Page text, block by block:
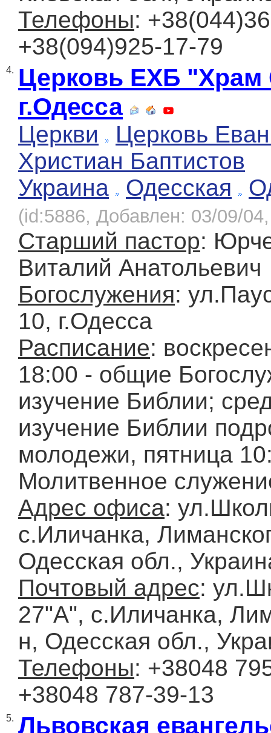
Телефоны:
+38(094)925-17-79
4. Церковь ЕХБ "Храм
г.Одесса
Церкви
Церковь
Христиан Баптистов
Украина
Одесская
(id:5886, Добавлен: 03/09/
Старший пастор:
Виталий Анатольевич
Богослужения:
10, г.Одесса
Расписание:
18:00 - общие
изучение Библии;
изучение Библии
молодежи, пятница
Молитвенное
Адрес офиса:
с.Иличанка,
Одесская обл.,
Почтовый адрес:
27"А", с.Иличанка,
н, Одесская обл.,
Телефоны: +38048
+38048 787-39-13
5. Львовская